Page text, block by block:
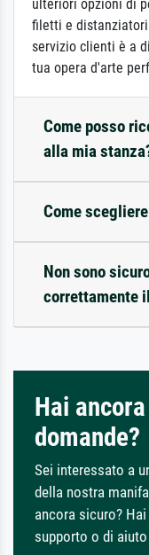
ulteriori opzioni di
filetti e
servizio clienti è a
tua opera d'arte
Come posso
alla mia
Come
Non sono
correttamente
Hai ancora
domande?
Sei interessato a
della nostra
ancora sicuro?
supporto o di